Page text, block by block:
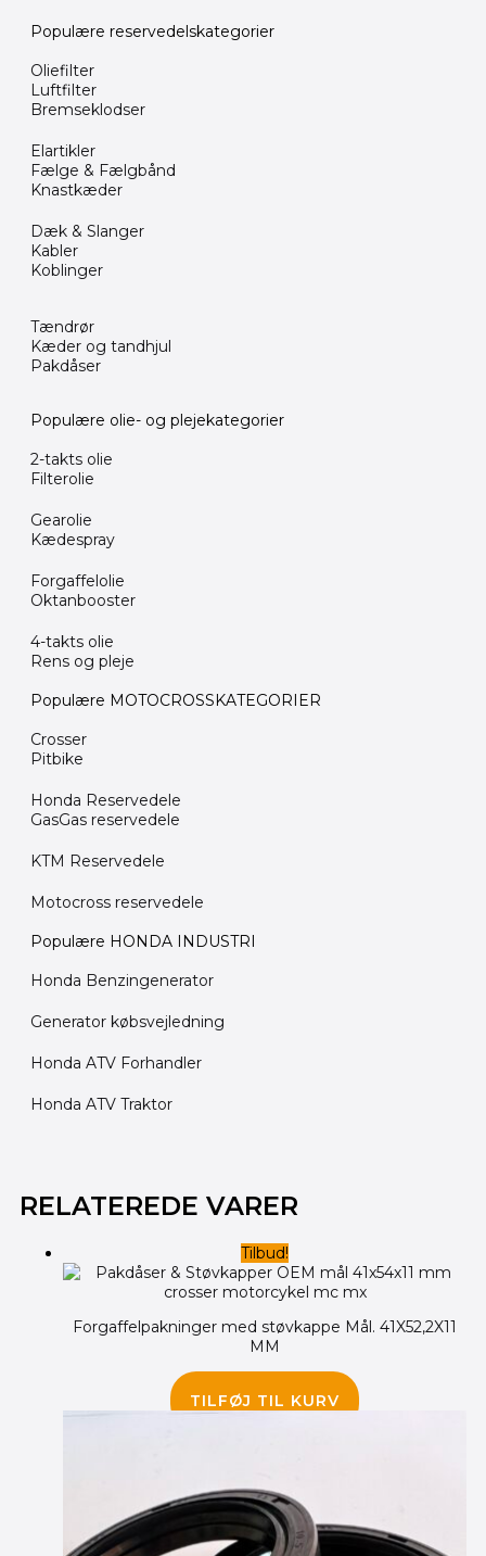
Populære reservedelskategorier
Oliefilter
Luftfilter
Bremseklodser
Elartikler
Fælge & Fælgbånd
Knastkæder
Dæk & Slanger
Kabler
Koblinger
Tændrør
Kæder og tandhjul
Pakdåser
Populære olie- og plejekategorier
2-takts olie
Filterolie
Gearolie
Kædespray
Forgaffelolie
Oktanbooster
4-takts olie
Rens og pleje
Populære MOTOCROSSKATEGORIER
Crosser
Pitbike
Honda Reservedele
GasGas reservedele
KTM Reservedele
Motocross reservedele
Populære HONDA INDUSTRI
Honda Benzingenerator
Generator købsvejledning
Honda ATV Forhandler
Honda ATV Traktor
RELATEREDE VARER
Tilbud!
Forgaffelpakninger med støvkappe Mål. 41X52,2X11
MM
oprindelige
pris
410.00 kr..
TILFØJ TIL KURV